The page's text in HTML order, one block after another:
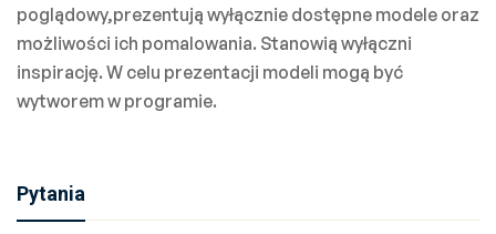
poglądowy,prezentują wyłącznie dostępne modele oraz
możliwości ich pomalowania. Stanowią wyłączni
inspirację. W celu prezentacji modeli mogą być
wytworem w programie.
Pytania